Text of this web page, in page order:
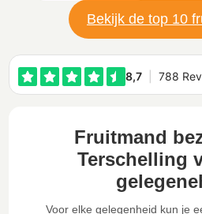
Bekijk de top 10
Fruitmand
Terschelling
Voor elke gelegenheid kun je